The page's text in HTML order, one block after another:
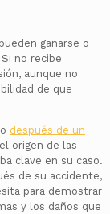
ganarse o
no recibe
aunque no
de que
después de un
origen de las
clave en su caso.
de su accidente,
para demostrar
y los daños que